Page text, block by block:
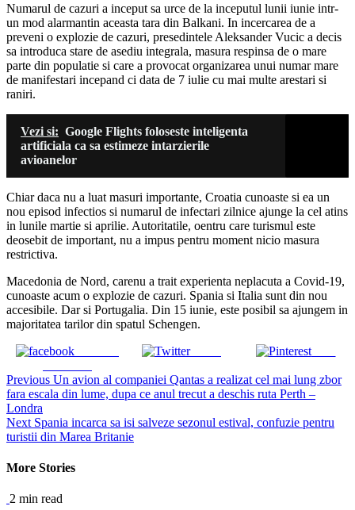
Numarul de cazuri a inceput sa urce de la inceputul lunii iunie intr-
un mod alarmantin aceasta tara din Balkani. In incercarea de a
preveni o explozie de cazuri, presedintele Aleksander Vucic a decis
sa introduca stare de asediu integrala, masura respinsa de o mare
parte din populatie si care a provocat organizarea unui numar mare
de manifestari incepand ci data de 7 iulie cu mai multe arestari si
raniri.
Vezi si: Google Flights foloseste inteligenta
artificiala ca sa estimeze intarzierile
avioanelor
Chiar daca nu a luat masuri importante, Croatia cunoaste si ea un
nou episod infectios si numarul de infectari zilnice ajunge la cel atins
in lunile martie si aprilie. Autoritatile, oentru care turismul este
deosebit de important, nu a impus pentru moment nicio masura
restrictiva.
Macedonia de Nord, carenu a trait experienta neplacuta a Covid-19,
cunoaste acum o explozie de cazuri. Spania si Italia sunt din nou
accesibile. Dar si Portugalia. Din 15 iunie, este posibil sa ajungem in
majoritatea tarilor din spatul Schengen.
Tweet Save
Continue
Reading
Previous Un avion al companiei Qantas a realizat cel mai lung zbor
fara escala din lume, dupa ce anul trecut a deschis ruta Perth –
Londra
Next Spania incarca sa isi salveze sezonul estival, confuzie pentru
turistii din Marea Britanie
More Stories
2 min read